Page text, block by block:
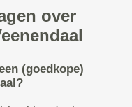
over
(goedkope)